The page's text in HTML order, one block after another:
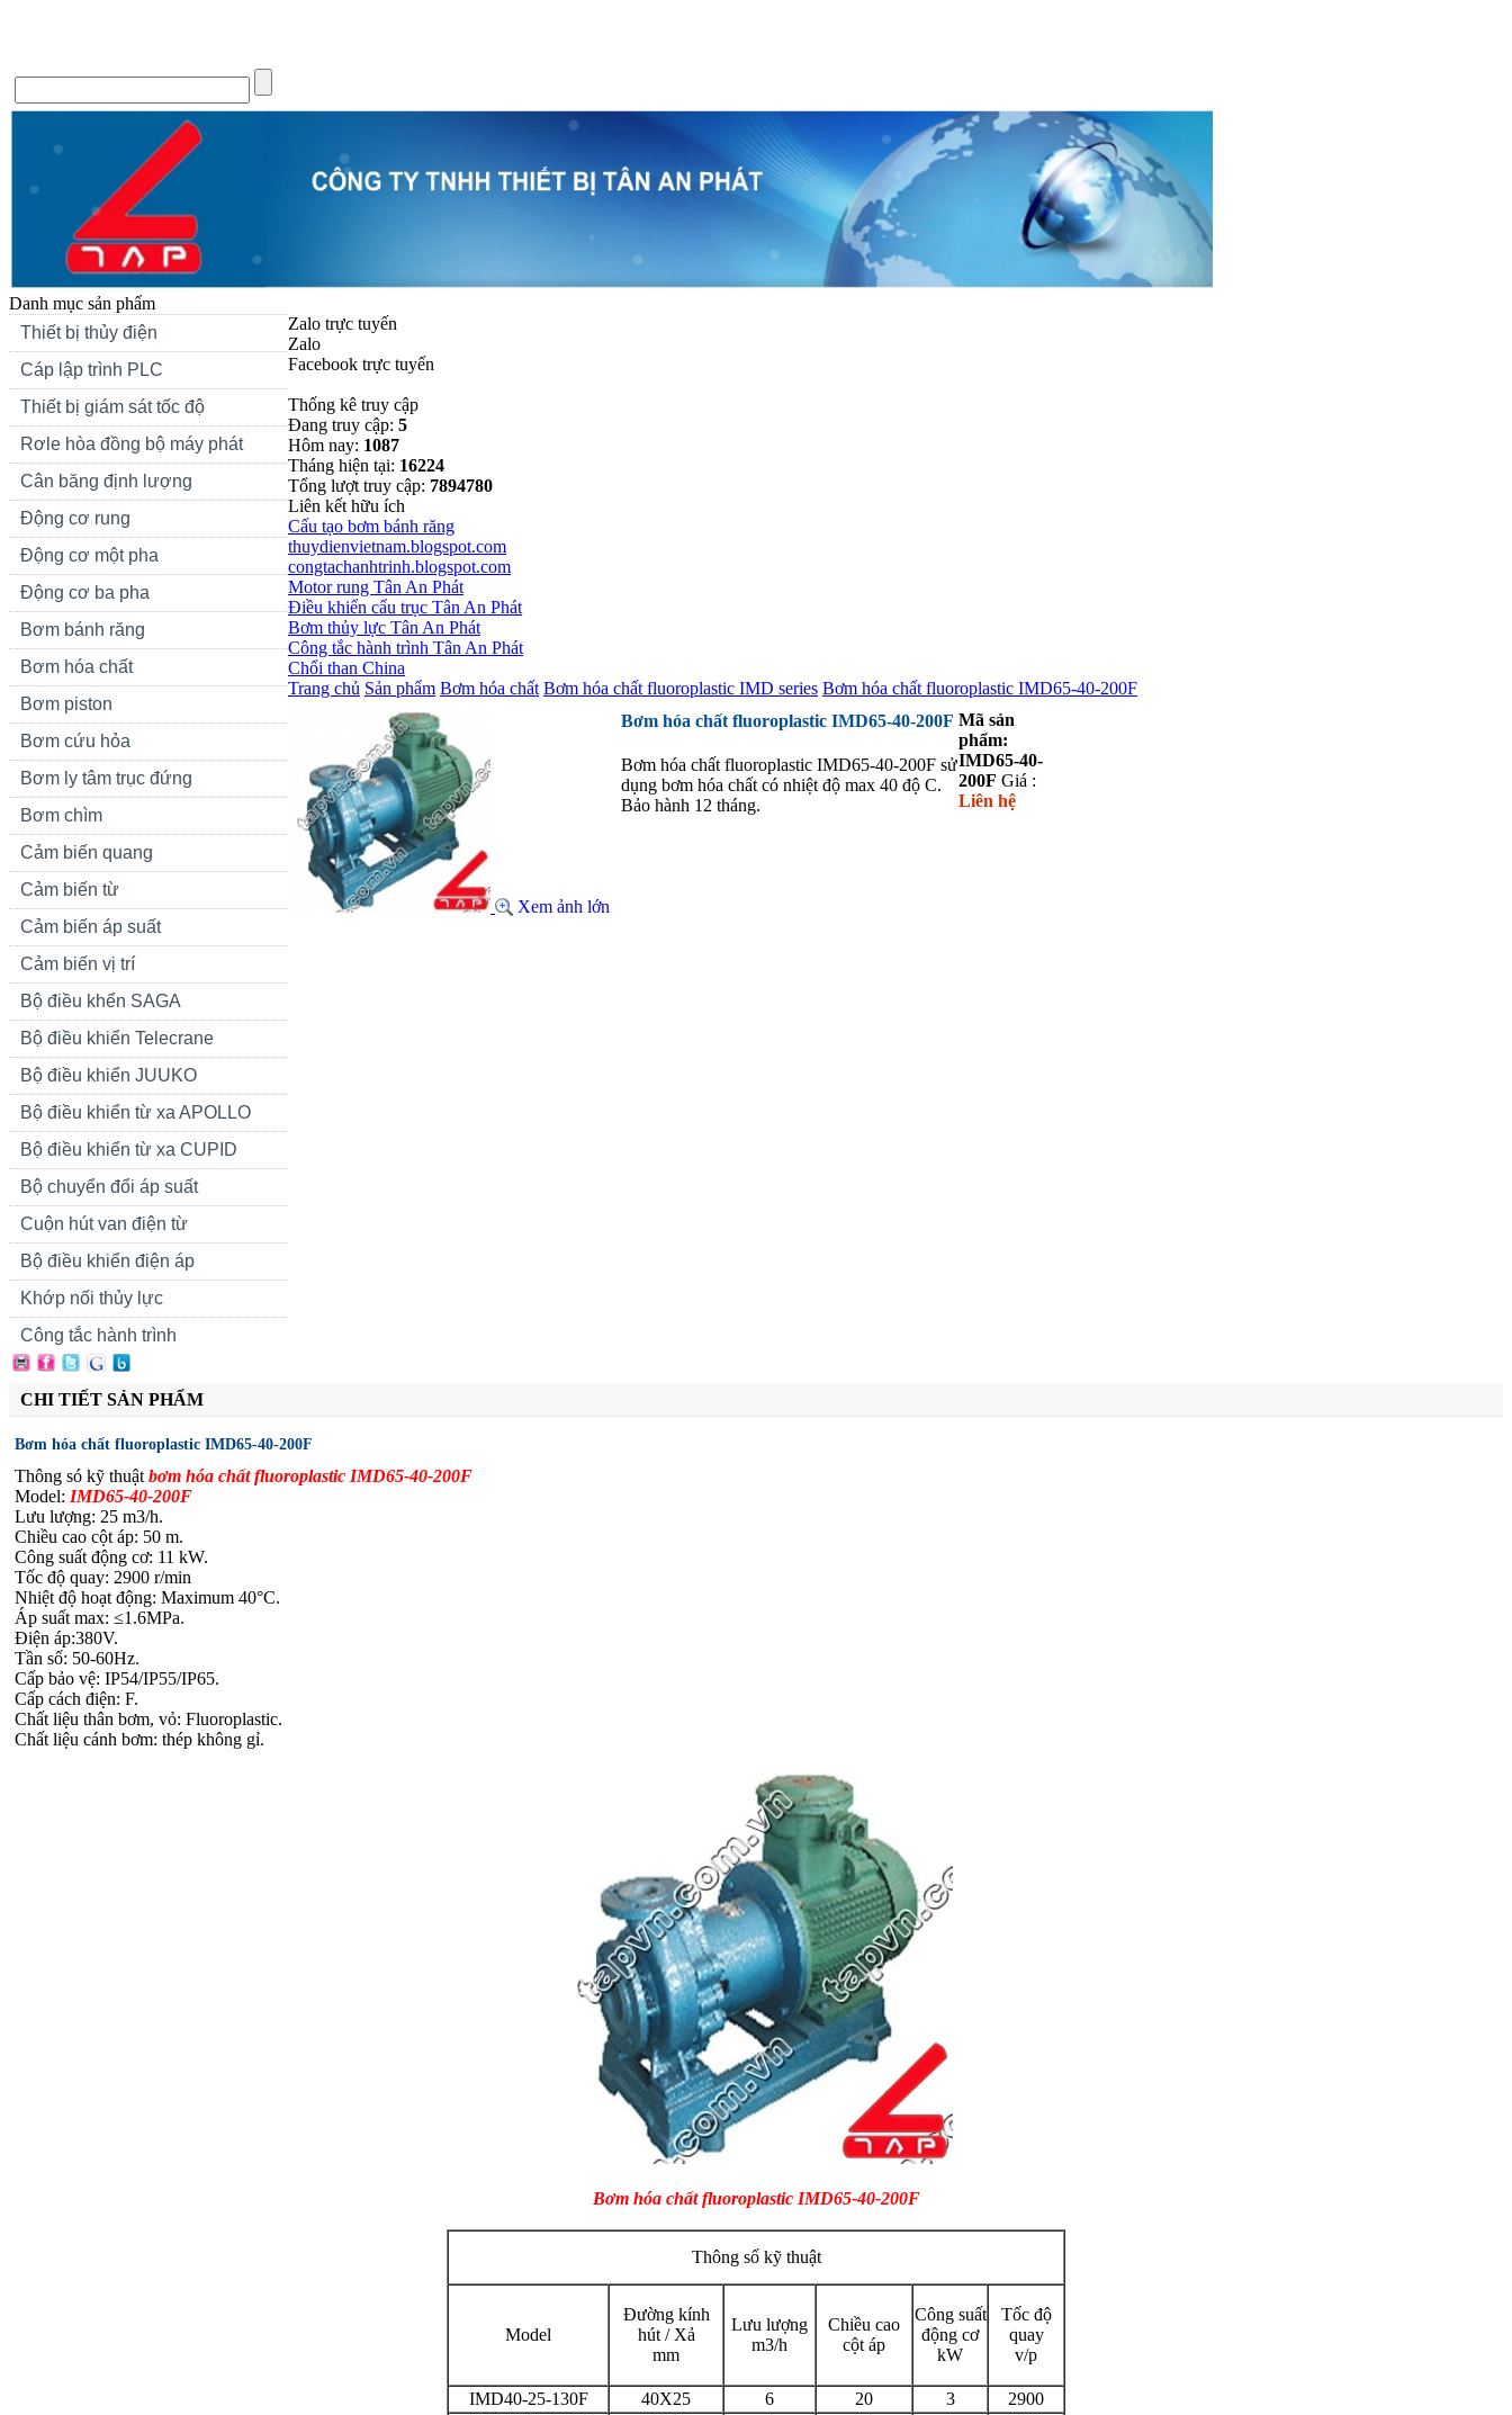
Danh mục sản phẩm
Thiết bị thủy điện
Cáp lập trình PLC
Thiết bị giám sát tốc độ
Rơle hòa đồng bộ máy phát
Cân băng định lượng
Động cơ rung
Động cơ một pha
Động cơ ba pha
Bơm bánh răng
Bơm hóa chất
Bơm piston
Bơm cứu hỏa
Bơm ly tâm trục đứng
Bơm chìm
Cảm biến quang
Cảm biến từ
Cảm biến áp suất
Cảm biến vị trí
Bộ điều khển SAGA
Bộ điều khiển Telecrane
Bộ điều khiển JUUKO
Bộ điều khiển từ xa APOLLO
Bộ điều khiển từ xa CUPID
Bộ chuyển đổi áp suất
Cuộn hút van điện từ
Bộ điều khiển điện áp
Khớp nối thủy lực
Công tắc hành trình
Zalo trực tuyến
Zalo
Facebook trực tuyến
Thống kê truy cập
Đang truy cập: 5
Hôm nay: 1087
Tháng hiện tại: 16224
Tổng lượt truy cập: 7894780
Liên kết hữu ích
Cấu tạo bơm bánh răng
thuydienvietnam.blogspot.com
congtachanhtrinh.blogspot.com
Motor rung Tân An Phát
Điều khiển cẩu trục Tân An Phát
Bơm thủy lực Tân An Phát
Công tắc hành trình Tân An Phát
Chổi than China
Trang chủ Sản phẩm Bơm hóa chất Bơm hóa chất fluoroplastic IMD series Bơm hóa chất fluoroplastic IMD65-40-200F
Xem ảnh lớn
Bơm hóa chất fluoroplastic IMD65-40-200F
Bơm hóa chất fluoroplastic IMD65-40-200F sử
dụng bơm hóa chất có nhiệt độ max 40 độ C.
Bảo hành 12 tháng.
Mã sản
phẩm:
IMD65-40-
200F Giá :
Liên hệ
CHI TIẾT SẢN PHẨM
Bơm hóa chất fluoroplastic IMD65-40-200F
Thông só kỹ thuật bơm hóa chất fluoroplastic IMD65-40-200F
Model: IMD65-40-200F
Lưu lượng: 25 m3/h.
Chiều cao cột áp: 50 m.
Công suất động cơ: 11 kW.
Tốc độ quay: 2900 r/min
Nhiệt độ hoạt động: Maximum 40°C.
Áp suất max: ≤1.6MPa.
Điện áp:380V.
Tần số: 50-60Hz.
Cấp bảo vệ: IP54/IP55/IP65.
Cấp cách điện: F.
Chất liệu thân bơm, vỏ: Fluoroplastic.
Chất liệu cánh bơm: thép không gỉ.
Bơm hóa chất fluoroplastic IMD65-40-200F
Thông số kỹ thuật
Model
Đường kính
hút / Xả
mm
Lưu lượng
m3/h
Chiều cao
cột áp
Công suất
động cơ
kW
Tốc độ
quay
v/p
IMD40-25-130F 40X25 6 20 3
2900